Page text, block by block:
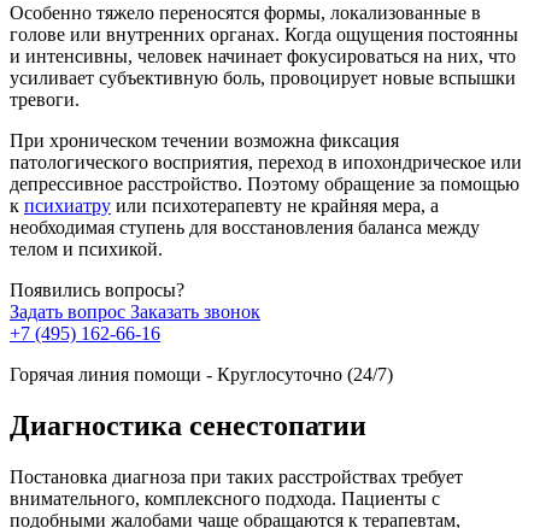
Особенно тяжело переносятся формы, локализованные в
голове или внутренних органах. Когда ощущения постоянны
и интенсивны, человек начинает фокусироваться на них, что
усиливает субъективную боль, провоцирует новые вспышки
тревоги.
При хроническом течении возможна фиксация
патологического восприятия, переход в ипохондрическое или
депрессивное расстройство. Поэтому обращение за помощью
к психиатру или психотерапевту не крайняя мера, а
необходимая ступень для восстановления баланса между
телом и психикой.
Появились вопросы?
Задать вопрос Заказать звонок
+7 (495) 162-66-16
Горячая линия помощи - Круглосуточно (24/7)
Диагностика сенестопатии
Постановка диагноза при таких расстройствах требует
внимательного, комплексного подхода. Пациенты с
подобными жалобами чаще обращаются к терапевтам,